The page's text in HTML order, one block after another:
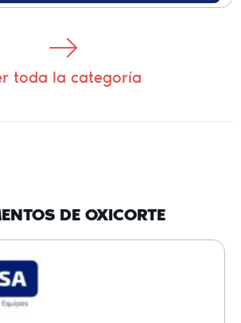
toda la categoría
DE OXICORTE